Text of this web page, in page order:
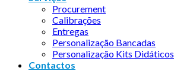
Procurement
Calibrações
Entregas
Personalização Bancadas
Personalização Kits Didáticos
Contactos